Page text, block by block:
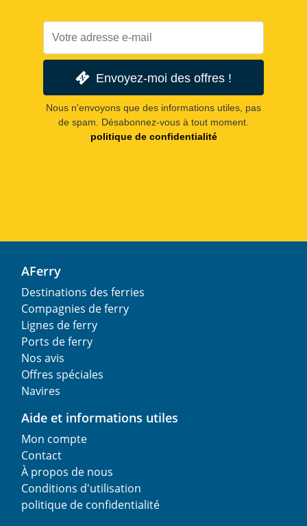
Envoyez-moi des offres !
Nous n'envoyons que des informations utiles, pas
de spam. Désabonnez-vous à tout moment.
politique de confidentialité
AFerry
Destinations des ferries
Compagnies de ferry
Lignes de ferry
Ports de ferry
Nos avis
Offres spéciales
Navires
Aide et informations utiles
Mon compte
Contact
À propos de nous
Conditions d'utilisation
politique de confidentialité